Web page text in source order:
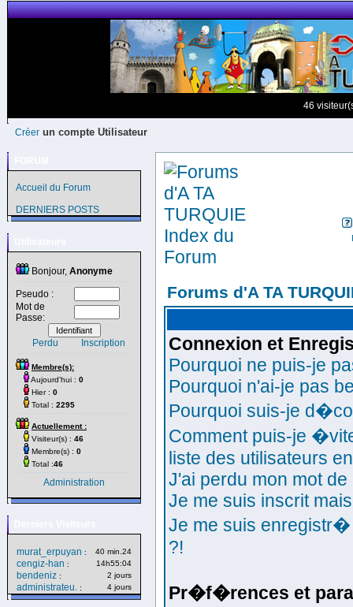
46
Créer un compte Utilisateur
Accueil du Forum
DERNIERS POSTS
Bonjour, Anonyme
Pseudo :
Mot de
Passe:
Perdu Inscription
Membre(s):
Aujourd'hui : 0
Hier : 0
Total : 2295
Actuellement :
Visiteur(s) : 46
Membre(s) : 0
Total :46
Administration
murat_erpuyan : 40 min.24
cengiz-han : 14h55:04
bendeniz : 2 jours
administrateu. : 4 jours
Forums d'A TA
Connexion et
Pourquoi ne puis-je
Pourquoi n'ai-je pas
Pourquoi suis-je
Comment puis-je
liste des utilisateurs
J'ai perdu mon mot de
Je me suis inscrit
Je me suis
?!
Pr�f�rences et